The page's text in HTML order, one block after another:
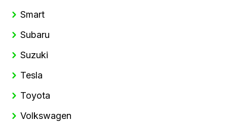
Smart
Subaru
Suzuki
Tesla
Toyota
Volkswagen